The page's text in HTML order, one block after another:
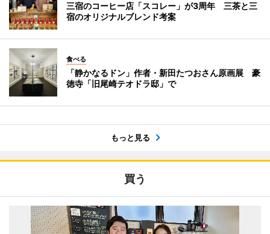
三宿のコーヒー店「スコレー」が3周年 三茶と三
宿のオリジナルブレンド考案
食べる
「静かなるドン」作者・新田たつおさん原画展 豪
徳寺「旧尾崎テオドラ邸」で
もっと見る
買う